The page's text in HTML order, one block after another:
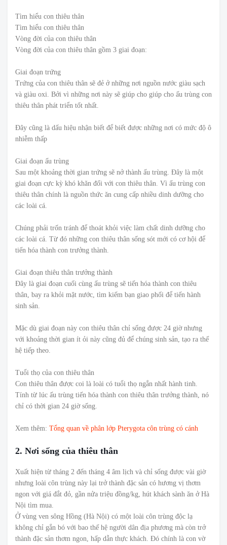
Tìm hiểu con thiêu thân
Tìm hiểu con thiêu thân
Vòng đời của con thiêu thân
Vòng đời của con thiêu thân gồm 3 giai đoạn:
Giai đoạn trứng
Trứng của con thiêu thân sẽ đẻ ở những nơi nguồn nước giàu sạch
và giàu oxi. Bởi vì những nơi này sẽ giúp cho giúp cho ấu trùng con
thiêu thân phát triển tốt nhất.
Đây cũng là dấu hiệu nhận biết để biết được những nơi có mức độ ô
nhiễm thấp
Giai đoạn ấu trùng
Sau một khoảng thời gian trứng sẽ nở thành ấu trùng. Đây là một
giai đoạn cực kỳ khó khăn đối với con thiêu thân. Vì ấu trùng con
thiêu thân chính là nguồn thức ăn cung cấp nhiều dinh dưỡng cho
các loài cá.
Chúng phải trốn tránh để thoát khỏi việc làm chất dinh dưỡng cho
các loài cá. Từ đó những con thiêu thân sống sót mới có cơ hội để
tiến hóa thành con trưởng thành.
Giai đoạn thiêu thân trưởng thành
Đây là giai đoạn cuối cùng ấu trùng sẽ tiến hóa thành con thiêu
thân, bay ra khỏi mặt nước, tìm kiếm bạn giao phối để tiến hành
sinh sản.
Mặc dù giai đoạn này con thiêu thân chỉ sống được 24 giờ nhưng
với khoảng thời gian ít ỏi này cũng đủ để chúng sinh sản, tạo ra thế
hệ tiếp theo.
Tuổi thọ của con thiêu thân
Con thiêu thân được coi là loài có tuổi thọ ngắn nhất hành tinh.
Tính từ lúc ấu trùng tiến hóa thành con thiêu thân trưởng thành, nó
chỉ có thời gian 24 giờ sống.
Xem thêm: Tổng quan về phân lớp Pterygota côn trùng có cánh
2. Nơi sống của thiêu thân
Xuất hiện từ tháng 2 đến tháng 4 âm lịch và chỉ sống được vài giờ
nhưng loài côn trùng này lại trở thành đặc sản có hương vị thơm
ngon với giá đắt đỏ, gần nửa triệu đồng/kg, hút khách sành ăn ở Hà
Nội tìm mua.
Ở vùng ven sông Hồng (Hà Nội) có một loài côn trùng độc lạ
không chỉ gắn bó với bao thế hệ người dân địa phương mà còn trở
thành đặc sản thơm ngon, hấp dẫn thực khách. Đó chính là con vờ